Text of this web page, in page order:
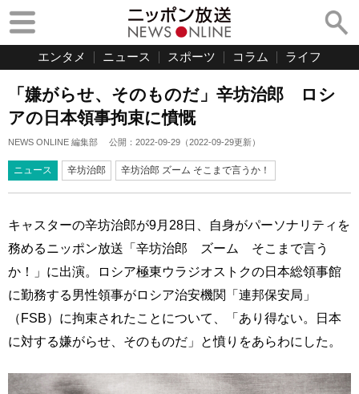
エンタメ ニュース スポーツ コラム ライフ
「嫌がらせ、そのものだ」辛坊治郎 ロシ
アの日本領事拘束に憤慨
NEWS ONLINE 編集部 公開： 2022-09-29 （2022-09-29更新）
ニュース 辛坊治郎 辛坊治郎 ズーム そこまで言うか！
キャスターの辛坊治郎が9月28日、自身がパーソナリティを
務めるニッポン放送「辛坊治郎 ズーム そこまで言う
か！」に出演。ロシア極東ウラジオストクの日本総領事館
に勤務する男性領事がロシア治安機関「連邦保安局」
（FSB）に拘束されたことについて、「あり得ない。日本
に対する嫌がらせ、そのものだ」と憤りをあらわにした。